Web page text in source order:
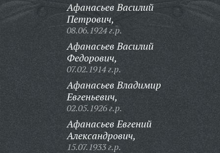
Афанасьев Василий
Петрович,
08.06.1924 г.р.
Афанасьев Василий
Федорович,
07.02.1914 г.р.
Афанасьев Владимир
Евгеньевич,
02.05.1926 г.р.
Афанасьев Евгений
Александрович,
15.07.1933 г.р.